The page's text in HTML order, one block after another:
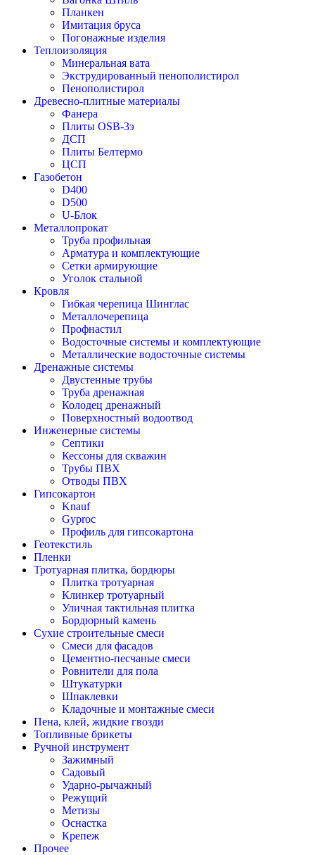
Планкен
Имитация бруса
Погонажные изделия
Теплоизоляция
Минеральная вата
Экструдированный пенополистирол
Пенополистирол
Древесно-плитные материалы
Фанера
Плиты OSB-3э
ДСП
Плиты Белтермо
ЦСП
Газобетон
D400
D500
U-Блок
Металлопрокат
Труба профильная
Арматура и комплектующие
Сетки армирующие
Уголок стальной
Кровля
Гибкая черепица Шинглас
Металлочерепица
Профнастил
Водосточные системы и комплектующие
Металлические водосточные системы
Дренажные системы
Двустенные трубы
Труба дренажная
Колодец дренажный
Поверхностный водоотвод
Инженерные системы
Септики
Кессоны для скважин
Трубы ПВХ
Отводы ПВХ
Гипсокартон
Knauf
Gyproc
Профиль для гипсокартона
Геотекстиль
Пленки
Тротуарная плитка, бордюры
Плитка тротуарная
Клинкер тротуарный
Уличная тактильная плитка
Бордюрный камень
Сухие строительные смеси
Смеси для фасадов
Цементно-песчаные смеси
Ровнители для пола
Штукатурки
Шпаклевки
Кладочные и монтажные смеси
Пена, клей, жидкие гвозди
Топливные брикеты
Ручной инструмент
Зажимный
Садовый
Ударно-рычажный
Режущий
Метизы
Оснастка
Крепеж
Прочее